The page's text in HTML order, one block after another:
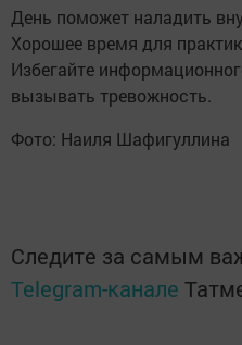
День поможет наладить
Хорошее время для
Избегайте
вызывать тревожность.
Фото: Наиля Шафигуллина
Следите за самым
Telegram-канале